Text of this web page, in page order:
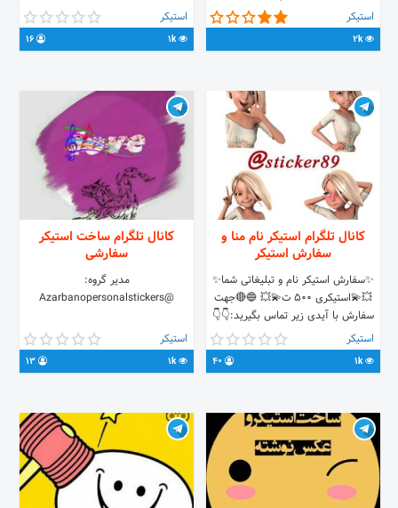
استیکر
2k
استیکر
1k
کانال تلگرام استیکر نام منا و
سفارش استیکر
✨سفارش استیکر نام و تبلیغاتی شما✨
💥💫️استیکری ۵۰۰ ت💫💥️ 🔵🔴جهت
سفارش با آیدی زیر تماس بگیرید:👇👇
🆔 @h_r_u
استیکر
1k
کانال تلگرام ساخت استيکر
سفارشی
مدیر گروه:
@Azarbanopersonalstickers
استیکر
1k